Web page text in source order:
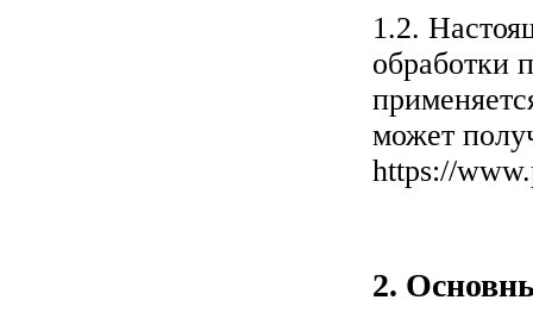
1.2.
обработки
может
https://
2.